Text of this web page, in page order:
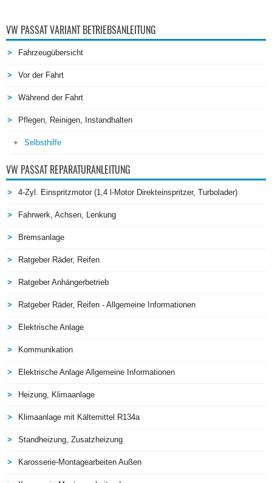
VW PASSAT VARIANT BETRIEBSANLEITUNG
Fahrzeugübersicht
Vor der Fahrt
Während der Fahrt
Pflegen, Reinigen, Instandhalten
Selbsthilfe
VW PASSAT REPARATURANLEITUNG
4-Zyl. Einspritzmotor (1,4 l-Motor Direkteinspritzer, Turbolader)
Fahrwerk, Achsen, Lenkung
Bremsanlage
Ratgeber Räder, Reifen
Ratgeber Anhängerbetrieb
Ratgeber Räder, Reifen - Allgemeine Informationen
Elektrische Anlage
Kommunikation
Elektrische Anlage Allgemeine Informationen
Heizung, Klimaanlage
Klimaanlage mit Kältemittel R134a
Standheizung, Zusatzheizung
Karosserie-Montagearbeiten Außen